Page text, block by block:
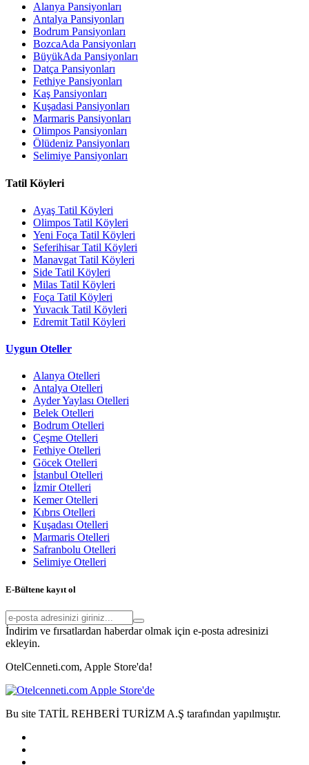
Alanya Pansiyonları
Antalya Pansiyonları
Bodrum Pansiyonları
BozcaAda Pansiyonları
BüyükAda Pansiyonları
Datça Pansiyonları
Fethiye Pansiyonları
Kaş Pansiyonları
Kuşadasi Pansiyonları
Marmaris Pansiyonları
Olimpos Pansiyonları
Ölüdeniz Pansiyonları
Selimiye Pansiyonları
Tatil Köyleri
Ayaş Tatil Köyleri
Olimpos Tatil Köyleri
Yeni Foça Tatil Köyleri
Seferihisar Tatil Köyleri
Manavgat Tatil Köyleri
Side Tatil Köyleri
Milas Tatil Köyleri
Foça Tatil Köyleri
Yuvacık Tatil Köyleri
Edremit Tatil Köyleri
Uygun Oteller
Alanya Otelleri
Antalya Otelleri
Ayder Yaylası Otelleri
Belek Otelleri
Bodrum Otelleri
Çeşme Otelleri
Fethiye Otelleri
Göcek Otelleri
İstanbul Otelleri
İzmir Otelleri
Kemer Otelleri
Kıbrıs Otelleri
Kuşadası Otelleri
Marmaris Otelleri
Safranbolu Otelleri
Selimiye Otelleri
E-Bültene kayıt ol
İndirim ve fırsatlardan haberdar olmak için e-posta adresinizi
ekleyin.
OtelCenneti.com, Apple Store'da!
Bu site TATİL REHBERİ TURİZM A.Ş tarafından yapılmıştır.